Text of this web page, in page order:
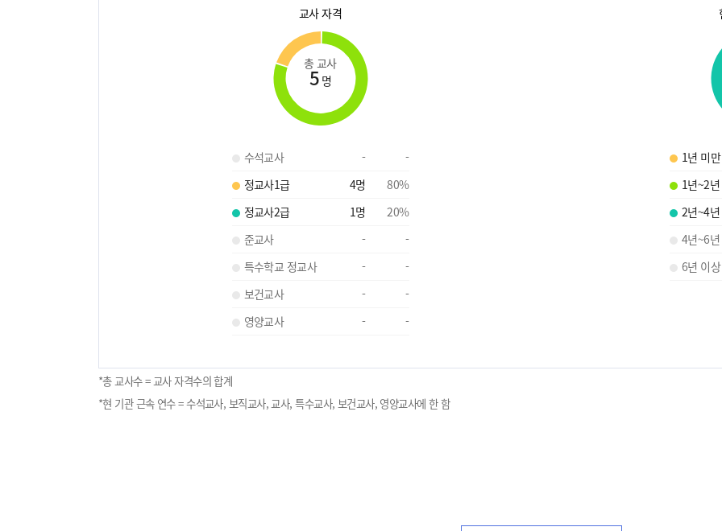
교사 자격
총 교사
5 명
수석교사 -
-
정교사1급
4명 80%
정교사2급
1명 20%
준교사
-
-
특수학교 정교사
-
-
보건교사
-
-
영양교사
- -
1년 미만
1년~2
2년~4
4년~6
6년 이상
*총 교사수 = 교사 자격수의 합계
*현 기관 근속 연수 = 수석교사, 보직교사, 교사, 특수교사, 보건교사, 영양교사에 한 함